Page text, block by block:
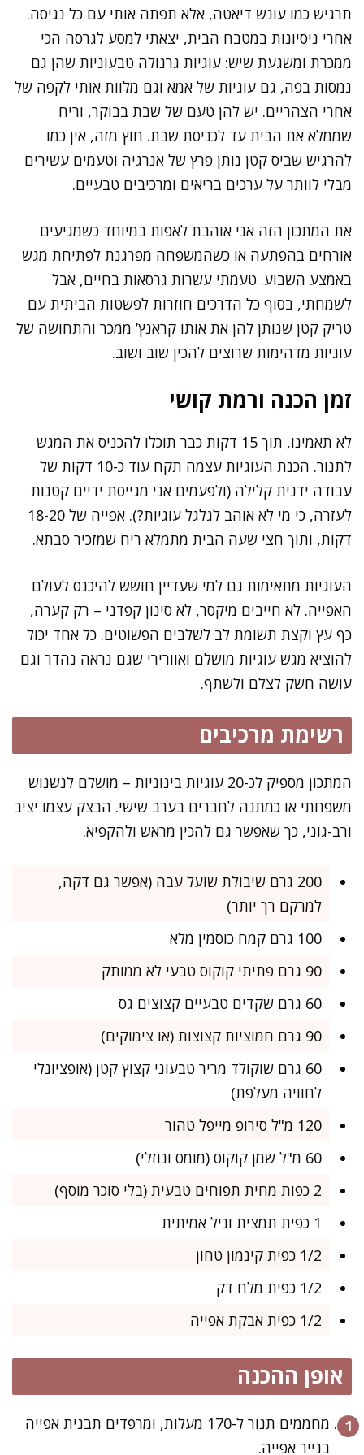
תרגיש כמו עונש דיאטה, אלא תפתה אותי עם כל נגיסה.
אחרי ניסיונות במטבח הבית, יצאתי למסע לגרסה הכי
ממכרת ומשגעת שיש: עוגיות גרנולה טבעוניות שהן גם
נמסות בפה, גם עוגיות של אמא וגם מלוות אותי לקפה של
אחרי הצהריים. יש להן טעם של שבת בבוקר, וריח
שממלא את הבית עד לכניסת שבת. חוץ מזה, אין כמו
להרגיש שביס קטן נותן פרץ של אנרגיה וטעמים עשירים
מבלי לוותר על ערכים בריאים ומרכיבים טבעיים.
את המתכון הזה אני אוהבת לאפות במיוחד כשמגיעים
אורחים בהפתעה או כשהמשפחה מפרגנת לפתיחת מגש
באמצע השבוע. טעמתי עשרות גרסאות בחיים, אבל
לשמחתי, בסוף כל הדרכים חוזרות לפשטות הביתית עם
טריק קטן שנותן להן את אותו קראנץ’ ממכר והתחושה של
עוגיות מדהימות שרוצים להכין שוב ושוב.
זמן הכנה ורמת קושי
לא תאמינו, תוך 15 דקות כבר תוכלו להכניס את המגש
לתנור. הכנת העוגיות עצמה תקח עוד כ-10 דקות של
עבודה ידנית קלילה (ולפעמים אני מגייסת ידיים קטנות
לעזרה, כי מי לא אוהב לגלגל עוגיות?). אפייה של 18-20
דקות, ותוך חצי שעה הבית מתמלא ריח שמזכיר סבתא.
העוגיות מתאימות גם למי שעדיין חושש להיכנס לעולם
האפייה. לא חייבים מיקסר, לא סינון קפדני – רק קערה,
כף עץ וקצת תשומת לב לשלבים הפשוטים. כל אחד יכול
להוציא מגש עוגיות מושלם ואוורירי שגם נראה נהדר וגם
עושה חשק לצלם ולשתף.
רשימת מרכיבים
המתכון מספיק לכ-20 עוגיות בינוניות – מושלם לנשנוש
משפחתי או כמתנה לחברים בערב שישי. הבצק עצמו יציב
ורב-גוני, כך שאפשר גם להכין מראש ולהקפיא.
200 גרם שיבולת שועל עבה (אפשר גם דקה,
למרקם רך יותר)
100 גרם קמח כוסמין מלא
90 גרם פתיתי קוקוס טבעי לא ממותק
60 גרם שקדים טבעיים קצוצים גס
90 גרם חמוציות קצוצות (או צימוקים)
60 גרם שוקולד מריר טבעוני קצוץ קטן (אופציונלי
לחוויה מעלפת)
120 מ"ל סירופ מייפל טהור
60 מ"ל שמן קוקוס (מומס ונוזלי)
2 כפות מחית תפוחים טבעית (בלי סוכר מוסף)
1 כפית תמצית וניל אמיתית
1/2 כפית קינמון טחון
1/2 כפית מלח דק
1/2 כפית אבקת אפייה
אופן ההכנה
מחממים תנור ל-170 מעלות, ומרפדים תבנית אפייה
בנייר אפייה.